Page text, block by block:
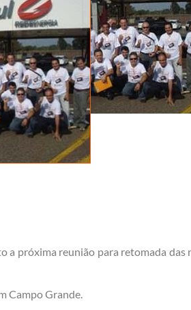
a próxima reunião para retomada das
Campo Grande.